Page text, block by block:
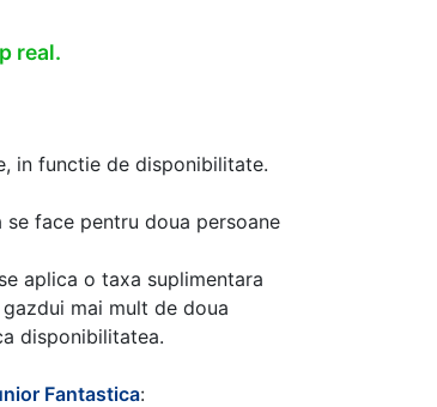
real.
in functie de disponibilitate.
face pentru doua persoane
aplica o taxa suplimentara
mai mult de doua
disponibilitatea.
Fantastica: